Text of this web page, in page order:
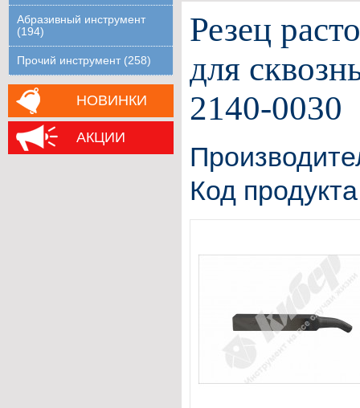
Абразивный инструмент
(194)
Прочий инструмент (258)
НОВИНКИ
АКЦИИ
Резец
для
2140-0030
Код